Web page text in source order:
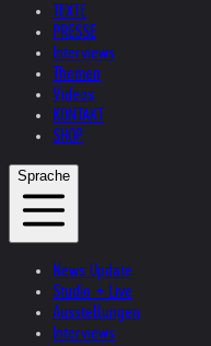
TEXTE
PRESSE
Interviews
Themen
Videos
KONTAKT
SHOP
Sprache
News Update
Studio + Live
Ausstellungen
Interviews